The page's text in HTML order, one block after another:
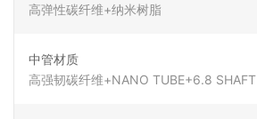
高弹性碳纤维+纳米树脂
中管材质
高强韧碳纤维+NANO TUBE+6.8 SHAFT